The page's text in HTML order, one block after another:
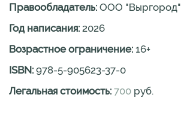
Правообладатель: ООО "Выргород"
Год написания: 2026
Возрастное ограничение: 16+
ISBN: 978-5-905623-37-0
Легальная стоимость: 700 руб.